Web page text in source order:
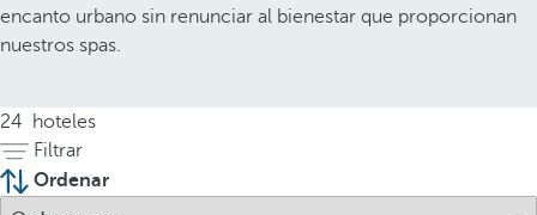
encanto urbano sin renunciar al bienestar que proporcionan
nuestros spas.
24
hoteles
Filtrar
Ordenar